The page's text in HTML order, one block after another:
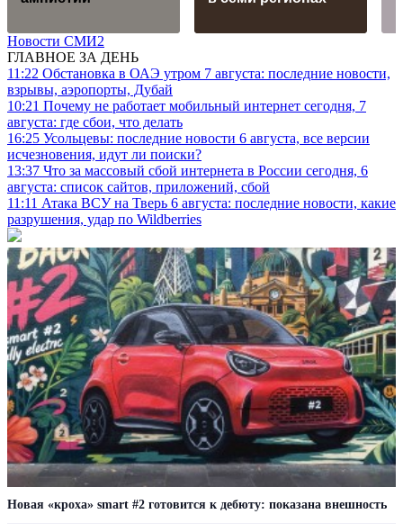
Новости СМИ2
ГЛАВНОЕ ЗА ДЕНЬ
11:22 Обстановка в ОАЭ утром 7 августа: последние новости,
взрывы, аэропорты, Дубай
10:21 Почему не работает мобильный интернет сегодня, 7
августа: где сбои, что делать
16:25 Усольцевы: последние новости 6 августа, все версии
исчезновения, идут ли поиски?
13:37 Что за массовый сбой интернета в России сегодня, 6
августа: список сайтов, приложений, сбой
11:11 Атака ВСУ на Тверь 6 августа: последние новости, какие
разрушения, удар по Wildberries
Новая «кроха» smart #2 готовится к дебюту: показана внешность